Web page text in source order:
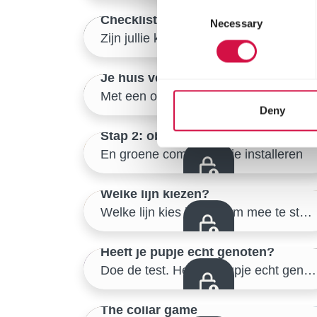
Selection
Necessary
Deny
Veilige start thuis
Checklist
Samen de buitenwereld verkennen
Je huis verlaten
Met een ontspannen hond
Samen de buitenwereld verkennen
Stap 2: observeren
En groene communicatie installeren
Samen de buitenwereld verkennen
Welke lijn kiezen?
Welke lijn kies je best om mee te starten?
Samen de buitenwereld verkennen
Heeft je pupje echt genoten?
Doe de test. Heeft je pupje echt genoten van de wandeling?
The collar game